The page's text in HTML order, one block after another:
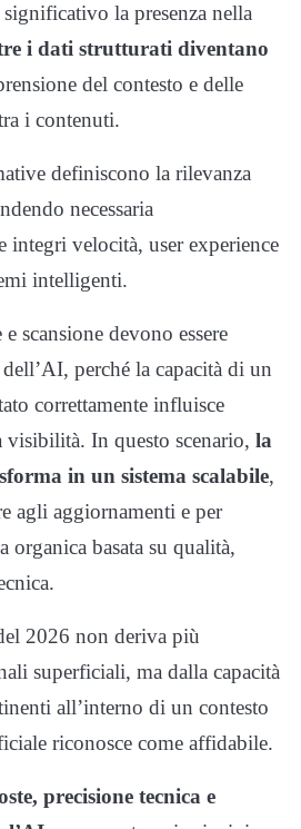
la presenza nella
i dati strutturati diventano
del contesto e delle
i contenuti.
definiscono la rilevanza
necessaria
integri velocità, user experience
intelligenti.
scansione devono essere
perché la capacità di un
correttamente influisce
visibilità. In questo scenario, la
in un sistema scalabile,
agli aggiornamenti e per
organica basata su qualità,
2026 non deriva più
superficiali, ma dalla capacità
all’interno di un contesto
riconosce come affidabile.
precisione tecnica e